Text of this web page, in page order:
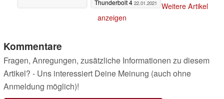
Thunderbolt 4 22.01.2021
Weitere Artikel
anzeigen
Kommentare
Fragen, Anregungen, zusätzliche Informationen zu diesem
Artikel? - Uns interessiert Deine Meinung (auch ohne
Anmeldung möglich)!